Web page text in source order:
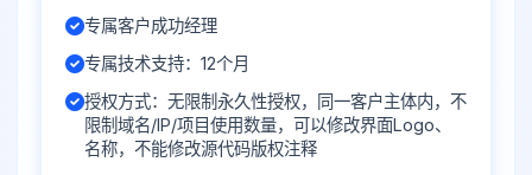
专属客户成功经理
专属技术支持：12个月
授权方式：无限制永久性授权，同一客户主体内，不
限制域名/IP/项目使用数量，可以修改界面Logo、
名称，不能修改源代码版权注释